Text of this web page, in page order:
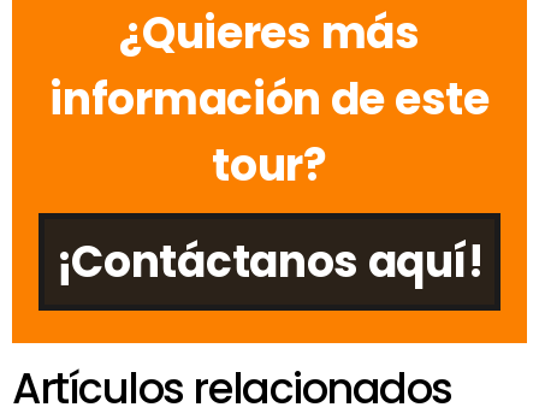
¿Quieres más
información de este
tour?
¡Contáctanos aquí!
Artículos relacionados